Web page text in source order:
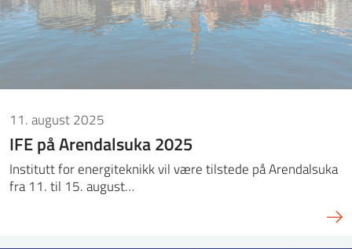
11. august 2025
IFE på Arendalsuka 2025
Institutt for energiteknikk vil være tilstede på Arendalsuka
fra 11. til 15. august…